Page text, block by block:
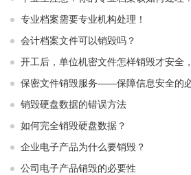
专业档案需要专业机构处理！
会计档案文件可以销毁吗？
开工后，单位机密文件怎样销毁才安全
保密文件销毁服务——保障信息安全的
销毁硬盘数据的错误方法
如何完全销毁硬盘数据？
企业电子产品为什么要销毁？
公司电子产品销毁的必要性